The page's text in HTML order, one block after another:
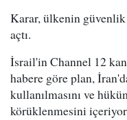
Karar, ülkenin güvenlik
açtı.
İsrail'in Channel 12
habere göre plan,
kullanılmasını ve
körüklenmesini